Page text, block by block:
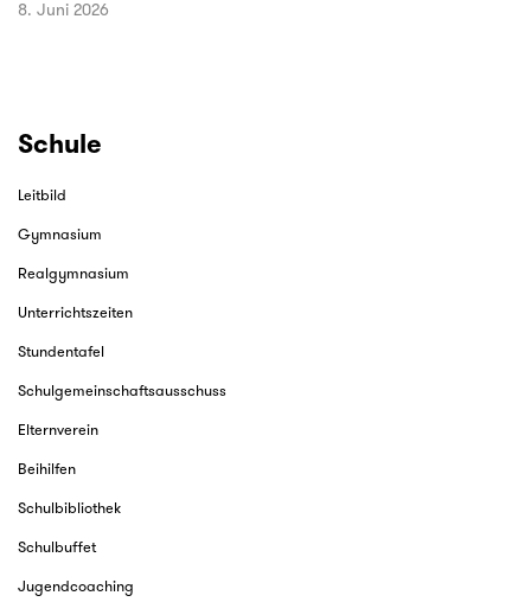
8. Juni 2026
Schule
Leitbild
Gymnasium
Realgymnasium
Unterrichtszeiten
Stundentafel
Schulgemeinschaftsausschuss
Elternverein
Beihilfen
Schulbibliothek
Schulbuffet
Jugendcoaching